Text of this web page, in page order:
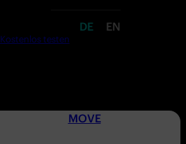
DE EN
Kostenlos testen
MOVE